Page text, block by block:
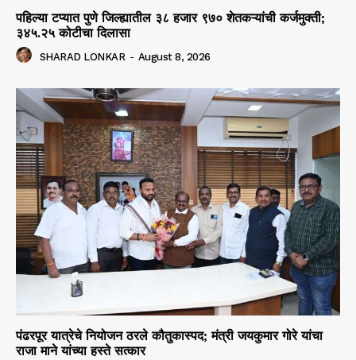
पहिल्या टप्यात पुणे जिल्ह्यातील ३८ हजार ९७० शेतकऱ्यांची कर्जमुक्ती;
३४५.२५ कोटीचा दिलासा
SHARAD LONKAR - August 8, 2026
पंढरपूर यात्रेचे नियोजन ठरले कौतुकास्पद; मंत्री जयकुमार गोरे यांचा
राजा माने यांच्या हस्ते सत्कार